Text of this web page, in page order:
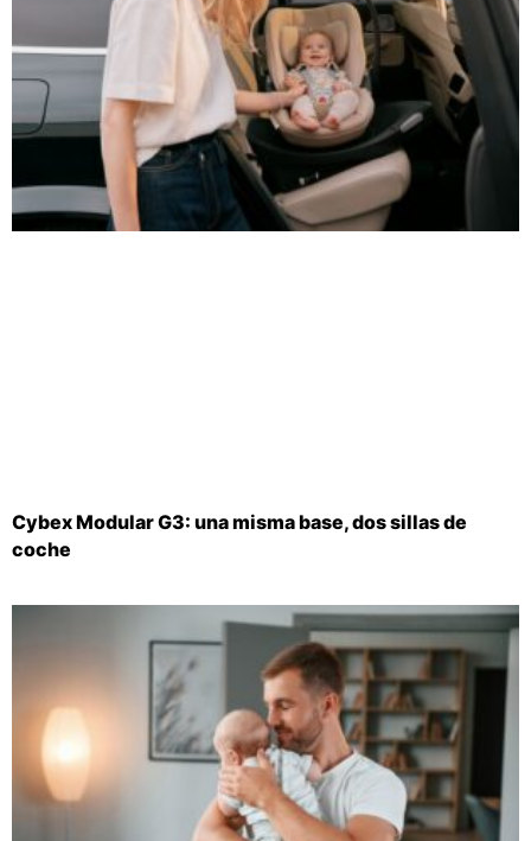
Cybex Modular G3: una misma base, dos sillas de
coche